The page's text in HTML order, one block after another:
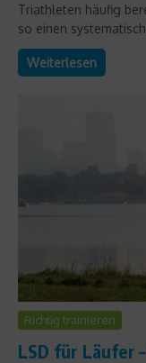
Triathleten häufig
so einen
Weiterlesen
Richtig trainieren
LSD für Läufer